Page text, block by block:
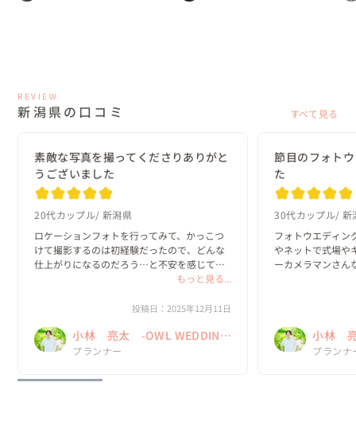
REVIEW
新潟県の口コミ すべて見る
素敵な写真を撮ってくださりありがと
うございました
20代カップル 新潟県
ロケーションフォトを行ってみて、かっこつ
けて撮影するのは初経験だったので、どんな
仕上がりになるのだろう…と不安を感じてい
たのですが、母校や実家に行けたり、家族に
で挑めました。かっこいいスタジオで撮影す
もっと見る...
投稿日：2025年12月11日
小林 亮太 -OWL WEDDING
DESIGN-
プランナー
節目のフォト
た
30代カップル 新
フォトウエディン
やネットで式場や
ーカメラマンさん
小林
プランナ